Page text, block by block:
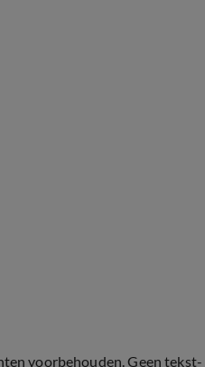
voorbehouden. Geen tekst-